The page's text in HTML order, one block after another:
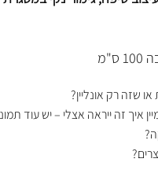
שזה רק אונליין?
איך זה ייראה אצלי – יש עוד